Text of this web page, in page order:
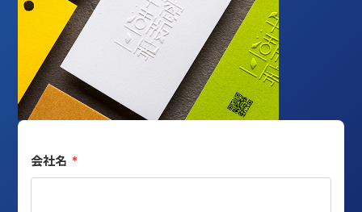
会社名 *